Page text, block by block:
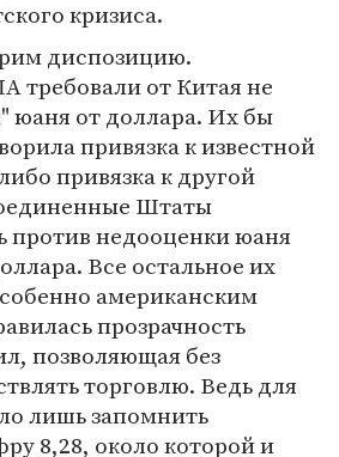
кризиса.
диспозицию.
требовали от Китая не
юаня от доллара. Их бы
привязка к известной
привязка к другой
Штаты
против недооценки юаня
Все остальное их
американским
прозрачность
позволяющая без
торговлю. Ведь для
лишь запомнить
8,28, около которой и